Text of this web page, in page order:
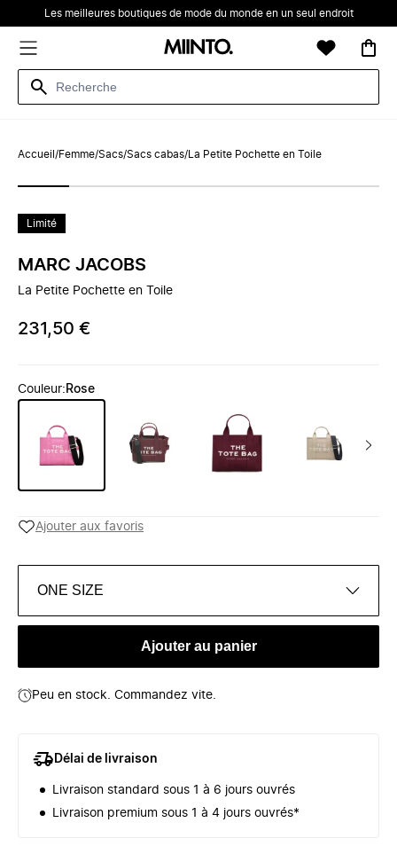
Les meilleures boutiques de mode du monde en un seul endroit
Accueil /Femme/Sacs/Sacs cabas/ La Petite Pochette en Toile
Limité
MARC JACOBS
La Petite Pochette en Toile
231,50 €
Couleur: Rose
Ajouter aux favoris
ONE SIZE
Ajouter au panier
Peu en stock. Commandez vite.
Délai de livraison
Livraison standard sous 1 à 6 jours ouvrés
Livraison premium sous 1 à 4 jours ouvrés*